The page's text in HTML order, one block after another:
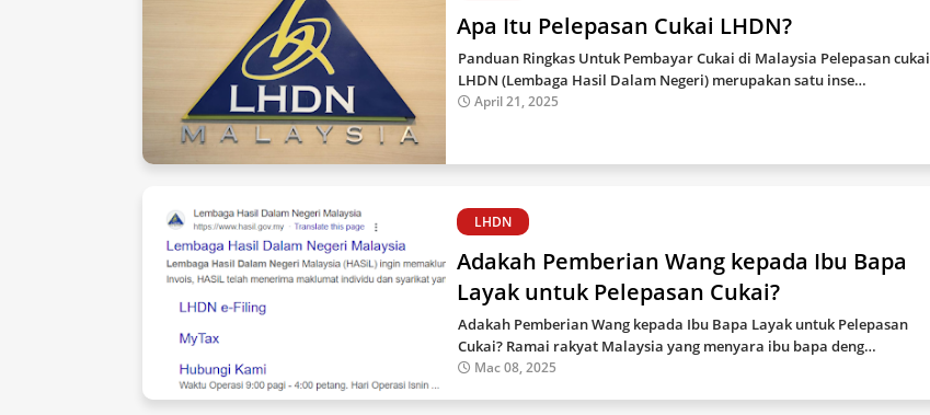
Apa Itu Pelepasan Cukai LHDN?
Panduan Ringkas Untuk Pembayar Cukai di Malaysia Pelepasan cukai
LHDN (Lembaga Hasil Dalam Negeri) merupakan satu inse…
April 21, 2025
LHDN
Adakah Pemberian Wang kepada Ibu Bapa
Layak untuk Pelepasan Cukai?
Adakah Pemberian Wang kepada Ibu Bapa Layak untuk Pelepasan
Cukai? Ramai rakyat Malaysia yang menyara ibu bapa deng…
Mac 08, 2025